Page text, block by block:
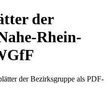
der
Rhein-
der Bezirksgruppe als PDF-